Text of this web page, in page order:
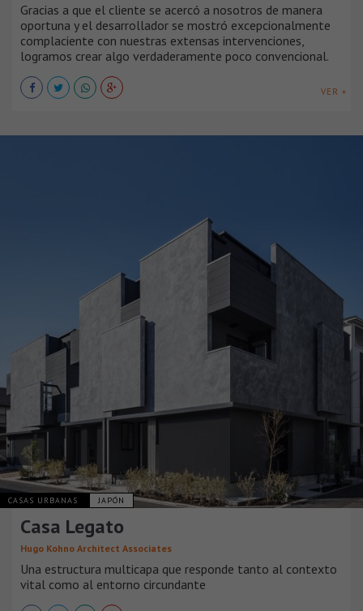
Gracias a que el cliente se acercó a nosotros de manera
oportuna y el desarrollador se mostró excepcionalmente
complaciente con nuestras extensas intervenciones,
logramos crear algo verdaderamente poco convencional.
VER +
CASAS URBANAS JAPÓN
Casa Legato
Hugo Kohno Architect Associates
Una estructura multicapa que responde tanto al contexto
vital como al entorno circundante